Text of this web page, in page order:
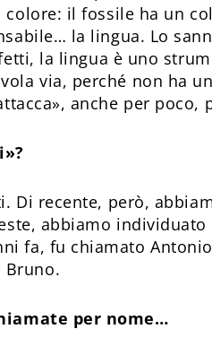
il fossile ha un
la lingua. Lo
la lingua è uno
via, perché non ha
anche per poco,
Di recente, però,
abbiamo
fa, fu chiamato
Bruno.
per nome…